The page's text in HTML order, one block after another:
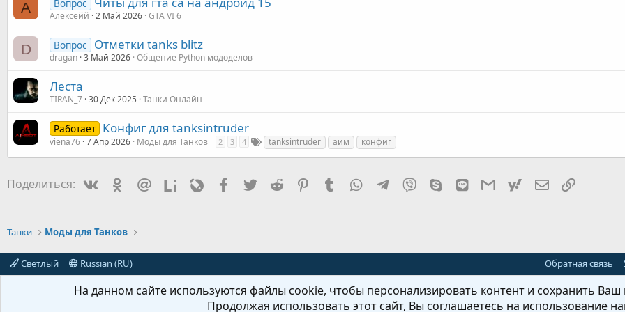
А Вопрос
Алексейй 2 Май 2026 GTA VI 6
D Вопрос Отметки tanks blitz
dragan 3 Май 2026 Общение Python мододелов
Леста
TIRAN_7 30 Дек 2025 Танки Онлайн
Работает Конфиг для tanksintruder
viena76 7 Апр 2026 Моды для Танков 2 3 4 tanksintruder аим конфиг
Поделиться: VkontakteOdnoklassniki
Mail.ruLiveinternetLivejournalFacebook
Twitter Reddit Pinterest
Tumblr WhatsAppTelegram
Viber Skype LineGmailyahoomailЭлектронная
Танки Моды для Танков
Светлый Russian (RU) Обратная связь
На данном сайте используются файлы cookie, чтобы персонализировать контент и сохранить Ваш
Продолжая использовать этот сайт, Вы соглашаетесь на использование